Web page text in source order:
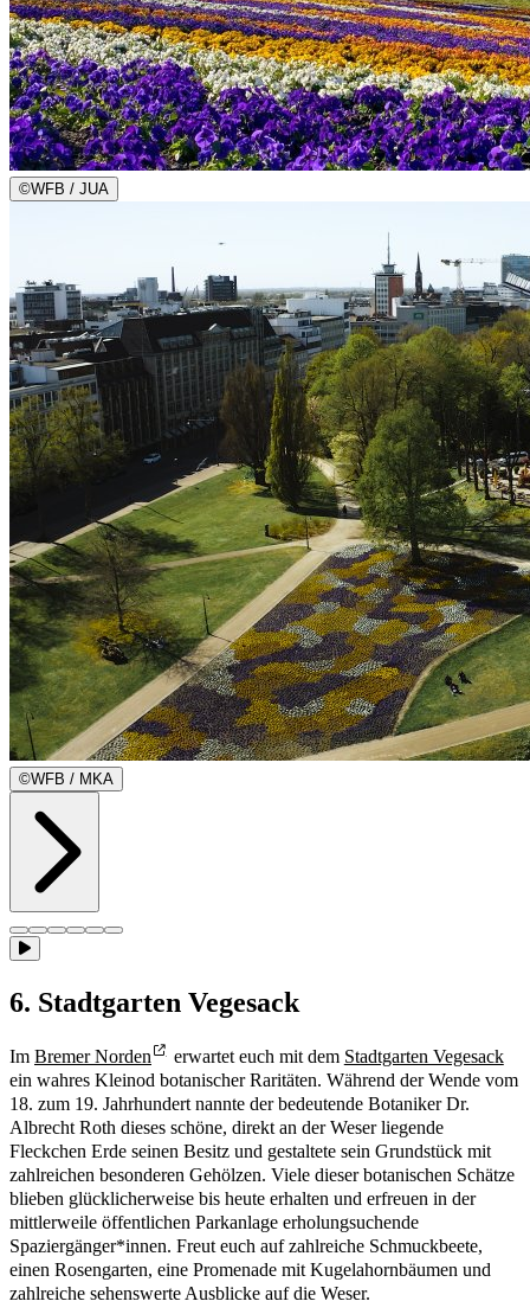
©WFB / JUA
©WFB / MKA
6. Stadtgarten Vegesack
Im Bremer Norden erwartet euch mit dem Stadtgarten Vegesack
ein wahres Kleinod botanischer Raritäten. Während der Wende vom
18. zum 19. Jahrhundert nannte der bedeutende Botaniker Dr.
Albrecht Roth dieses schöne, direkt an der Weser liegende
Fleckchen Erde seinen Besitz und gestaltete sein Grundstück mit
zahlreichen besonderen Gehölzen. Viele dieser botanischen Schätze
blieben glücklicherweise bis heute erhalten und erfreuen in der
mittlerweile öffentlichen Parkanlage erholungsuchende
Spaziergänger*innen. Freut euch auf zahlreiche Schmuckbeete,
einen Rosengarten, eine Promenade mit Kugelahornbäumen und
zahlreiche sehenswerte Ausblicke auf die Weser.